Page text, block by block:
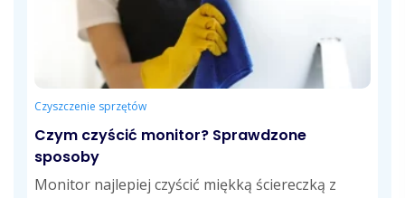
Czyszczenie sprzętów
Czym czyścić monitor? Sprawdzone
sposoby
Monitor najlepiej czyścić miękką ściereczką z